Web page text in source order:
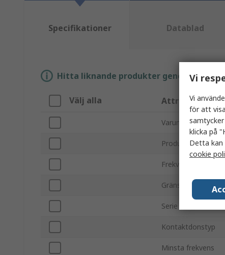
Specifikationer Datablad
Hitta liknande produkter genom att
Välj alla Attribut
Varumärke
Produkttyp
Frekvensområde
Gränssnitt
Serie
Kontaktdonstyp
Minsta frekvens
Vi
Vi
för att
klicka på
Detta kan
cookie